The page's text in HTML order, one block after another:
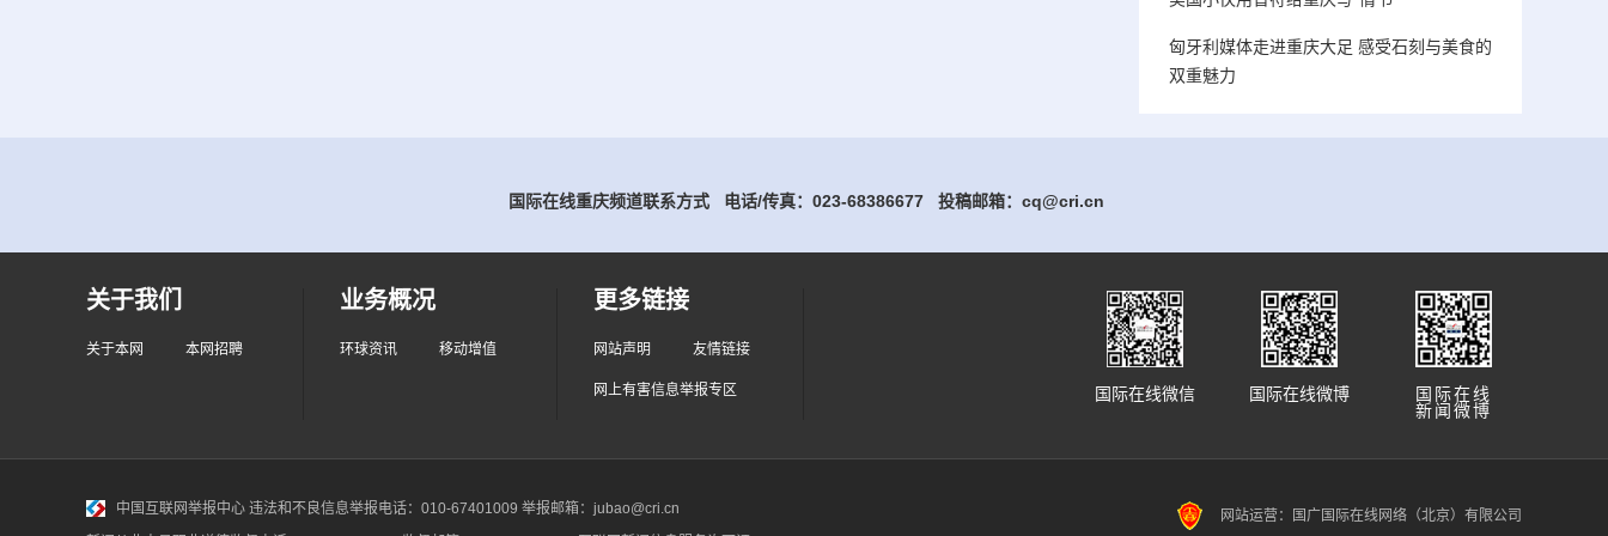
匈牙利媒体走进重庆大足 感受石刻与美食的
双重魅力
国际在线重庆频道联系方式 电话/传真：023-68386677 投稿邮箱：cq@cri.cn
关于我们
关于本网 本网招聘
业务概况
环球资讯 移动增值
更多链接
网站声明 友情链接
网上有害信息举报专区
国际在线
新闻微博
国际在线微博
国际在线微信
中国互联网举报中心 违法和不良信息举报电话：010-67401009 举报邮箱：jubao@cri.cn
网站运营：国广国际在线网络（北京）有限公司